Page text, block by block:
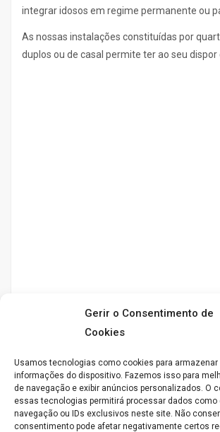
Gerir o Consentimento de
Cookies
Usamos tecnologias como cookies para armazenar
informações do dispositivo. Fazemos isso para
de navegação e exibir anúncios personalizados. O
essas tecnologias permitirá processar dados como
navegação ou IDs exclusivos neste site. Não
consentimento pode afetar negativamente certos
integrar idosos em regime permanente ou
As nossas instalações constituídas por
duplos ou de casal permite ter ao seu dispor
O bem-estar dos utentes do Torres de
assegurado pelo nosso serviço de